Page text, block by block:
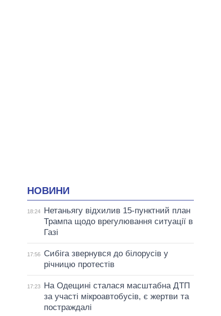
НОВИНИ
18:24
Нетаньягу відхилив 15-пунктний план
Трампа щодо врегулювання ситуації в
Газі
17:56
Сибіга звернувся до білорусів у
річницю протестів
17:23
На Одещині сталася масштабна ДТП
за участі мікроавтобусів, є жертви та
постраждалі